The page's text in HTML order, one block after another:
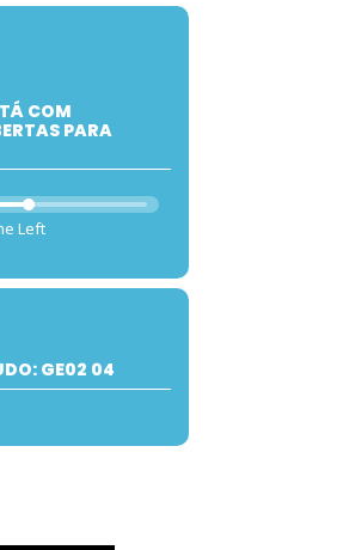
COM
PARA
Left
GE02 04